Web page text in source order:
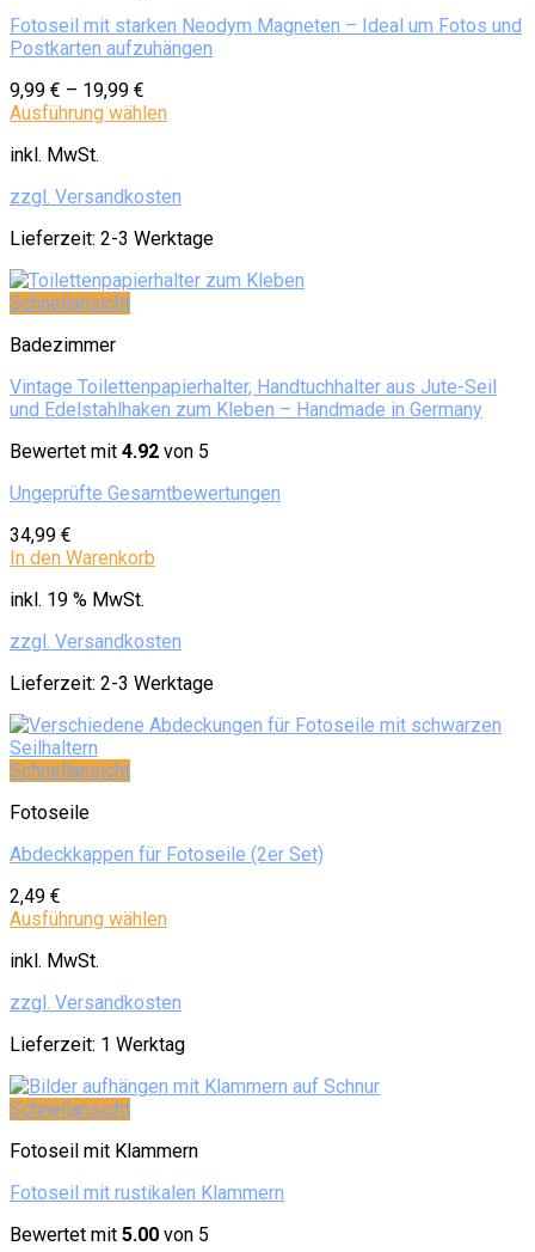
Fotoseil mit starken Neodym Magneten – Ideal um Fotos und
Postkarten aufzuhängen
9,99 € – 19,99 €
Ausführung wählen
inkl. MwSt.
zzgl. Versandkosten
Lieferzeit: 2-3 Werktage
Schnellansicht
Badezimmer
Vintage Toilettenpapierhalter, Handtuchhalter aus Jute-Seil
und Edelstahlhaken zum Kleben – Handmade in Germany
Bewertet mit 4.92 von 5
Ungeprüfte Gesamtbewertungen
34,99 €
In den Warenkorb
inkl. 19 % MwSt.
zzgl. Versandkosten
Lieferzeit: 2-3 Werktage
Schnellansicht
Fotoseile
Abdeckkappen für Fotoseile (2er Set)
2,49 €
Ausführung wählen
inkl. MwSt.
zzgl. Versandkosten
Lieferzeit: 1 Werktag
Schnellansicht
Fotoseil mit Klammern
Fotoseil mit rustikalen Klammern
Bewertet mit 5.00 von 5